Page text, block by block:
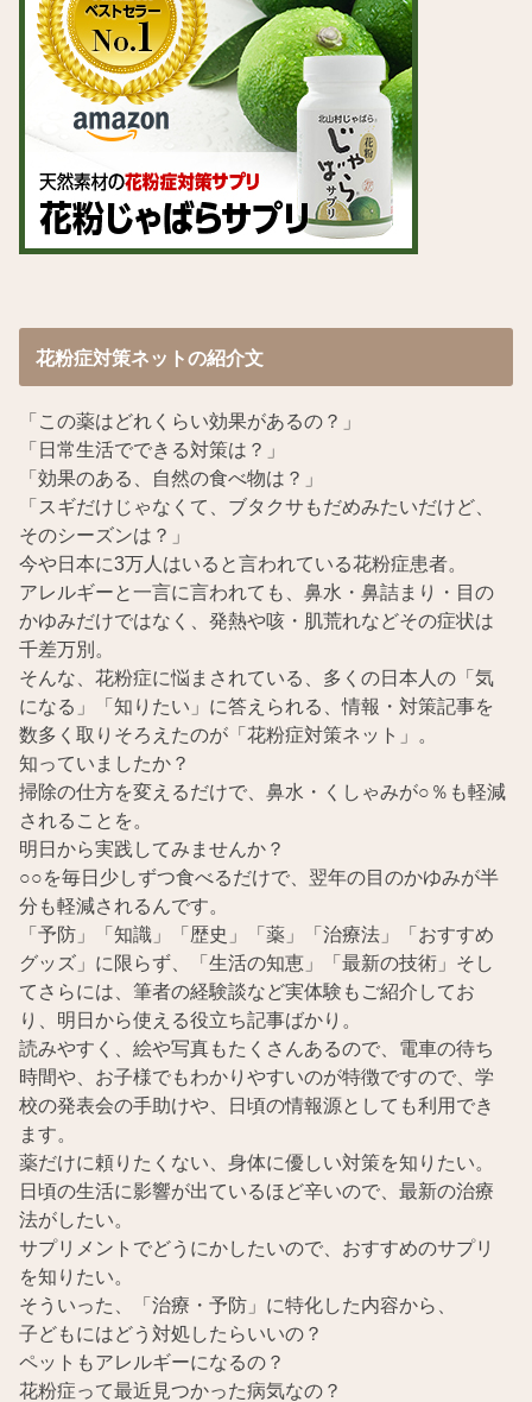
花粉症対策ネットの紹介文
「この薬はどれくらい効果があるの？」
「日常生活でできる対策は？」
「効果のある、自然の食べ物は？」
「スギだけじゃなくて、ブタクサもだめみたいだけど、
そのシーズンは？」
今や日本に3万人はいると言われている花粉症患者。
アレルギーと一言に言われても、鼻水・鼻詰まり・目の
かゆみだけではなく、発熱や咳・肌荒れなどその症状は
千差万別。
そんな、花粉症に悩まされている、多くの日本人の「気
になる」「知りたい」に答えられる、情報・対策記事を
数多く取りそろえたのが「花粉症対策ネット」。
知っていましたか？
掃除の仕方を変えるだけで、鼻水・くしゃみが○％も軽減
されることを。
明日から実践してみませんか？
○○を毎日少しずつ食べるだけで、翌年の目のかゆみが半
分も軽減されるんです。
「予防」「知識」「歴史」「薬」「治療法」「おすすめ
グッズ」に限らず、「生活の知恵」「最新の技術」そし
てさらには、筆者の経験談など実体験もご紹介してお
り、明日から使える役立ち記事ばかり。
読みやすく、絵や写真もたくさんあるので、電車の待ち
時間や、お子様でもわかりやすいのが特徴ですので、学
校の発表会の手助けや、日頃の情報源としても利用でき
ます。
薬だけに頼りたくない、身体に優しい対策を知りたい。
日頃の生活に影響が出ているほど辛いので、最新の治療
法がしたい。
サプリメントでどうにかしたいので、おすすめのサプリ
を知りたい。
そういった、「治療・予防」に特化した内容から、
子どもにはどう対処したらいいの？
ペットもアレルギーになるの？
花粉症って最近見つかった病気なの？